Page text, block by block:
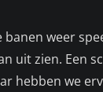
weer
uit zien. Een
hebben we